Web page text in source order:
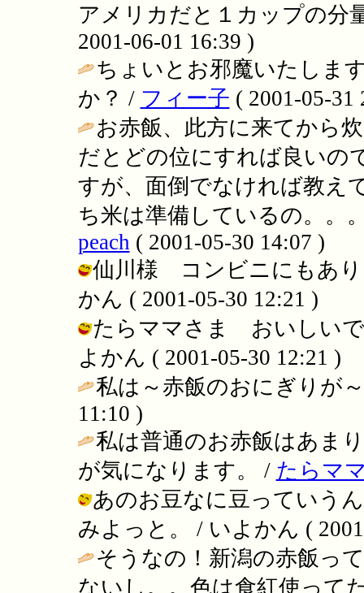
アメリカだと１カップの分
2001-06-01 16:39 )
ちょいとお邪魔いたしま
か？ / フィー子 ( 2001-05-31
お赤飯、此方に来てから
だとどの位にすれば良いの
すが、面倒でなければ教え
ち米は準備しているの。。
peach ( 2001-05-30 14:07 )
仙川様 コンビニにもあり
かん ( 2001-05-30 12:21 )
たらママさま おいしいで
よかん ( 2001-05-30 12:21 )
私は～赤飯のおにぎり
11:10 )
私は普通のお赤飯はあま
が気になります。 / たらマ
あのお豆なに豆っていう
みよっと。 / いよかん (
そうなの！新潟の赤飯っ
ないし。。色は食紅使って